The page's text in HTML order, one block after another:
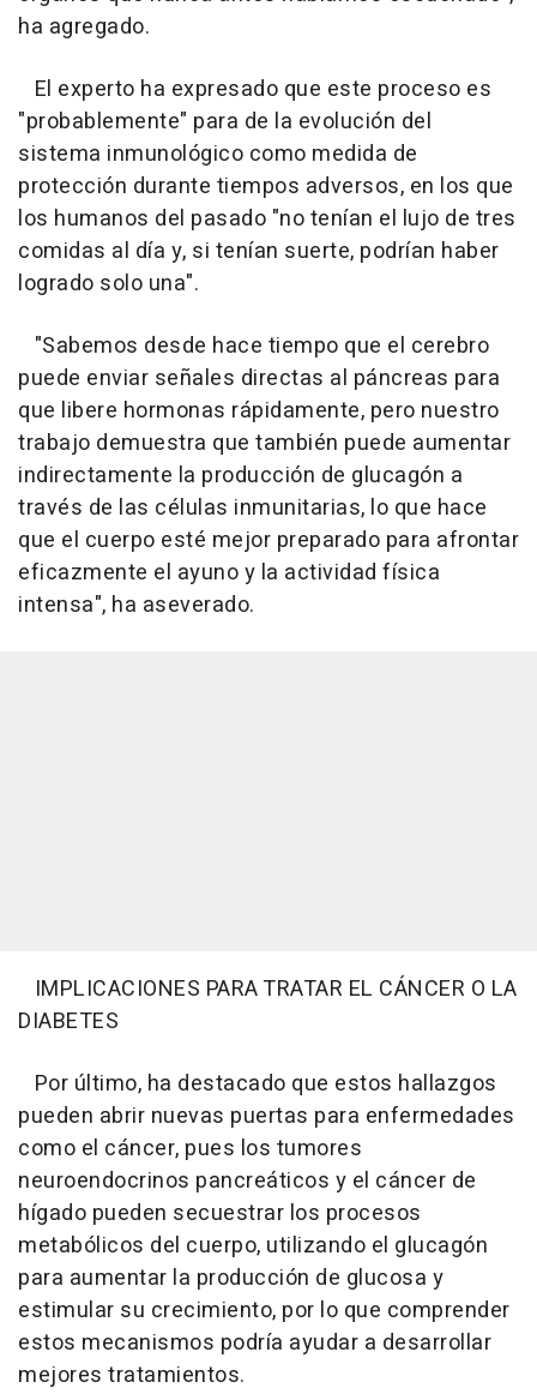
ha agregado.
El experto ha expresado que este proceso es
"probablemente" para de la evolución del
sistema inmunológico como medida de
protección durante tiempos adversos, en los que
los humanos del pasado "no tenían el lujo de tres
comidas al día y, si tenían suerte, podrían haber
logrado solo una".
"Sabemos desde hace tiempo que el cerebro
puede enviar señales directas al páncreas para
que libere hormonas rápidamente, pero nuestro
trabajo demuestra que también puede aumentar
indirectamente la producción de glucagón a
través de las células inmunitarias, lo que hace
que el cuerpo esté mejor preparado para afrontar
eficazmente el ayuno y la actividad física
intensa", ha aseverado.
IMPLICACIONES PARA TRATAR EL CÁNCER O LA
DIABETES
Por último, ha destacado que estos hallazgos
pueden abrir nuevas puertas para enfermedades
como el cáncer, pues los tumores
neuroendocrinos pancreáticos y el cáncer de
hígado pueden secuestrar los procesos
metabólicos del cuerpo, utilizando el glucagón
para aumentar la producción de glucosa y
estimular su crecimiento, por lo que comprender
estos mecanismos podría ayudar a desarrollar
mejores tratamientos.